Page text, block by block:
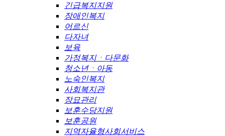
긴급복지지원
장애인복지
어르신
다자녀
보육
가정복지ㆍ다문화
청소년ㆍ아동
노숙인복지
사회복지관
장묘관리
보훈수당지원
보훈공원
지역자율형사회서비스